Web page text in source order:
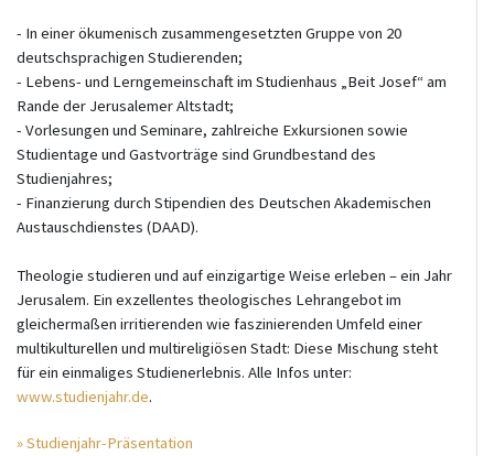
- In einer ökumenisch zusammengesetzten Gruppe von 20
deutschsprachigen Studierenden;
- Lebens- und Lerngemeinschaft im Studienhaus „Beit Josef“ am
Rande der Jerusalemer Altstadt;
- Vorlesungen und Seminare, zahlreiche Exkursionen sowie
Studientage und Gastvorträge sind Grundbestand des
Studienjahres;
- Finanzierung durch Stipendien des Deutschen Akademischen
Austauschdienstes (DAAD).
Theologie studieren und auf einzigartige Weise erleben – ein Jahr
Jerusalem. Ein exzellentes theologisches Lehrangebot im
gleichermaßen irritierenden wie faszinierenden Umfeld einer
multikulturellen und multireligiösen Stadt: Diese Mischung steht
für ein einmaliges Studienerlebnis. Alle Infos unter:
www.studienjahr.de.
» Studienjahr-Präsentation